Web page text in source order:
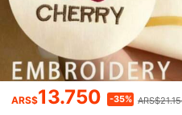
ARS$13.750 -35%